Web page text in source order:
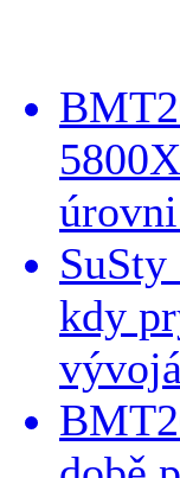
kdy